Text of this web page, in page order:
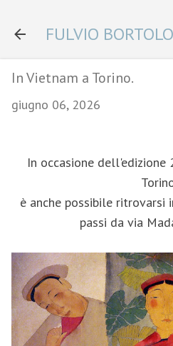
FULVIO
In Vietnam a Torino.
giugno 06, 2026
In occasione dell'edizione
è anche possibile ritrovarsi
passi da via